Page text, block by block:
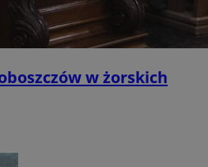
w żorskich